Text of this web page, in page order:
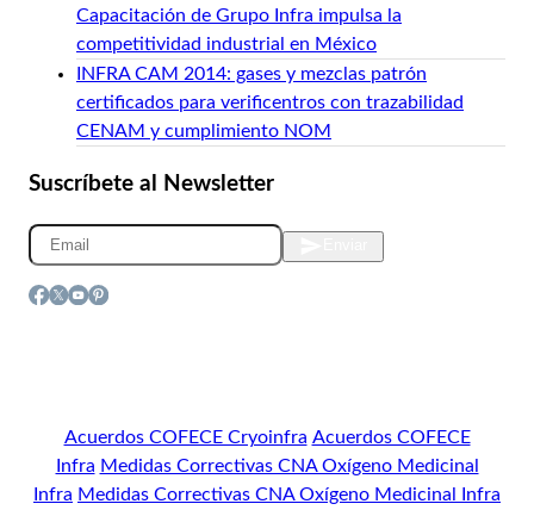
Capacitación de Grupo Infra impulsa la
competitividad industrial en México
INFRA CAM 2014: gases y mezclas patrón
certificados para verificentros con trazabilidad
CENAM y cumplimiento NOM
Suscríbete al Newsletter
Acuerdos COFECE Cryoinfra Acuerdos COFECE
Infra Medidas Correctivas CNA Oxígeno Medicinal
Infra Medidas Correctivas CNA Oxígeno Medicinal Infra